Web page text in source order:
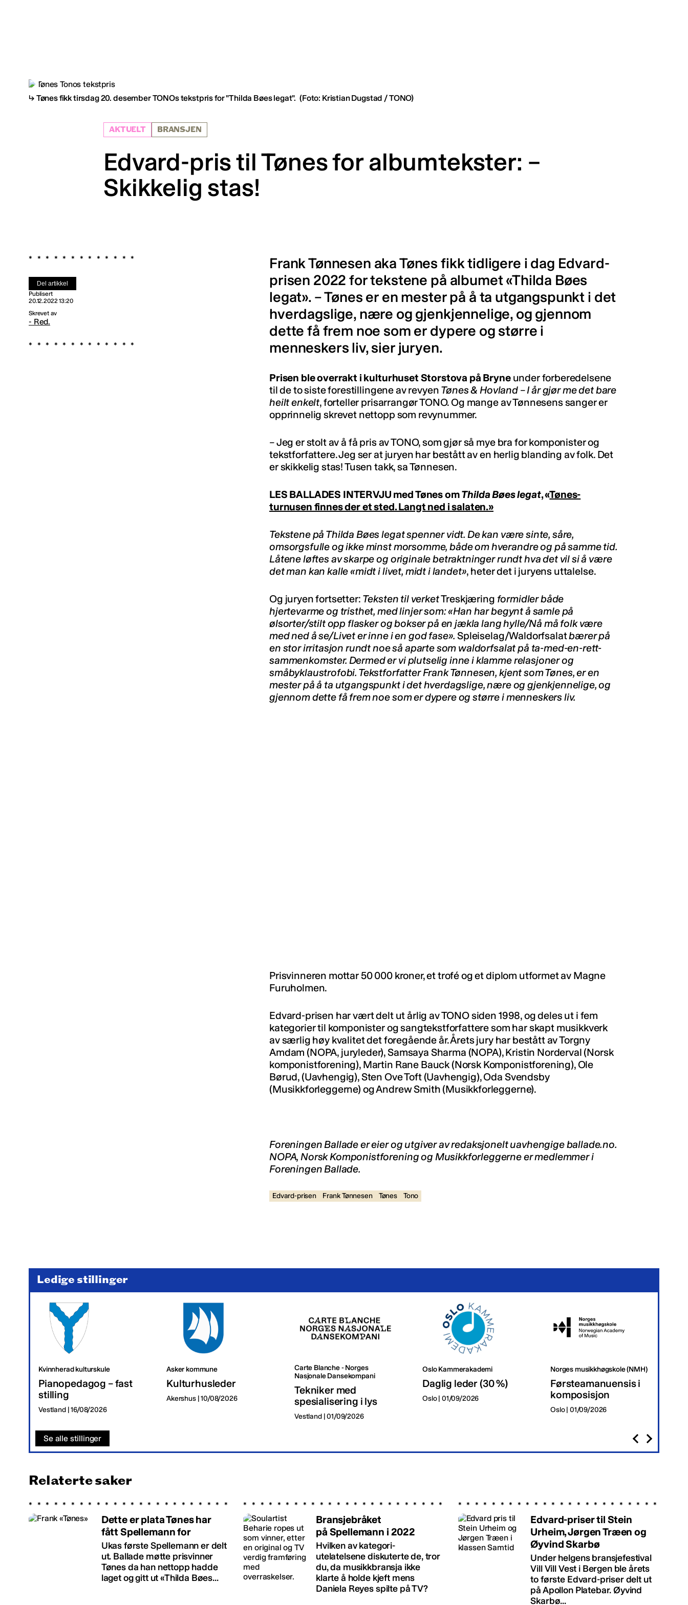
Tønes fikk tirsdag 20. desember TONOs tekstpris for "Thilda Bøes legat". (Foto: Kristian Dugstad / TONO)
AKTUELT BRANSJEN
Edvard-pris til Tønes for albumtekster: –
Skikkelig stas!
Del artikkel
Publisert
20.12.2022 13:20
Skrevet av
- Red.
Frank Tønnesen aka Tønes fikk tidligere i dag Edvard-
prisen 2022 for tekstene på albumet «Thilda Bøes
legat». – Tønes er en mester på å ta utgangspunkt i det
hverdagslige, nære og gjenkjennelige, og gjennom
dette få frem noe som er dypere og større i
menneskers liv, sier juryen.
Prisen ble overrakt i kulturhuset Storstova på Bryneunder forberedelsene
til de to siste forestillingene av revyen Tønes & Hovland – I år gjør me det bare
heilt enkelt, forteller prisarrangør TONO. Og mange av Tønnesens sanger er
opprinnelig skrevet nettopp som revynummer.
–Jeg er stolt av å få pris av TONO, som gjør så mye bra for komponister og
tekstforfattere. Jeg ser at juryen har bestått av en herlig blanding av folk. Det
er skikkelig stas! Tusen takk, sa Tønnesen.
LES BALLADES INTERVJU med Tønes omThilda Bøes legat, «Tønes-
turnusen finnes der et sted. Langt ned i salaten.»
Tekstene på Thilda Bøes legat spenner vidt. De kan være sinte, såre,
omsorgsfulle og ikke minst morsomme, både om hverandre og på samme tid.
Låtene løftes av skarpe og originale betraktninger rundt hva det vil si å være
det man kan kalle «midt i livet, midt i landet», heter det i juryens uttalelse.
Og juryen fortsetter: Teksten til verketTreskjæring formidler både
hjertevarme og tristhet, med linjer som: «Han har begynt å samle på
ølsorter/stilt opp flasker og bokser på en jækla lang hylle/Nå må folk være
med ned å se/Livet er inne i en god fase».Spleiselag/Waldorfsalatbærer på
en stor irritasjon rundt noe så aparte som waldorfsalat på ta-med-en-rett-
sammenkomster. Dermed er vi plutselig inne i klamme relasjoner og
småbyklaustrofobi. Tekstforfatter Frank Tønnesen, kjent som Tønes, er en
mester på å ta utgangspunkt i det hverdagslige, nære og gjenkjennelige, og
gjennom dette få frem noe som er dypere og større i menneskers liv.
Prisvinneren mottar 50 000 kroner, et trofé og et diplom utformet av Magne
Furuholmen.
Edvard-prisen har vært delt ut årlig av TONO siden 1998, og deles ut i fem
kategorier til komponister og sangtekstforfattere som har skapt musikkverk
av særlig høy kvalitet det foregående år. Årets jury har bestått av Torgny
Amdam (NOPA, juryleder), Samsaya Sharma (NOPA), Kristin Norderval (Norsk
komponistforening), Martin Rane Bauck (Norsk Komponistforening), Ole
Børud, (Uavhengig), Sten Ove Toft (Uavhengig), Oda Svendsby
(Musikkforleggerne) og Andrew Smith (Musikkforleggerne).
Foreningen Ballade er eier og utgiver av redaksjonelt uavhengige ballade.no.
NOPA, Norsk Komponistforening og Musikkforleggerne er medlemmer i
Foreningen Ballade.
Edvard-prisen Frank Tønnesen Tønes Tono
Ledige stillinger
Kvinnherad kulturskule
Pianopedagog – fast
stilling
Vestland | 16/08/2026
Asker kommune
Kulturhusleder
Akershus | 10/08/2026
Carte Blanche - Norges
Nasjonale Dansekompani
Tekniker med
spesialisering i lys
Vestland | 01/09/2026
Oslo Kammerakademi
Daglig leder (30 %)
Oslo | 01/09/2026
Norges musikkhøgskole (NMH)
Førsteamanuensis i
komposisjon
Oslo | 01/09/2026
Se alle stillinger
Relaterte saker
Dette er plata Tønes har
fått Spellemann for
Ukas første Spellemann er delt
ut. Ballade møtte prisvinner
Tønes da han nettopp hadde
laget og gitt ut «Thilda Bøes...
Bransjebråket
på Spellemann i 2022
Hvilken av kategori-
utelatelsene diskuterte de, tror
du, da musikkbransja ikke
klarte å holde kjeft mens
Daniela Reyes spilte på TV?
Edvard-priser til Stein
Urheim, Jørgen Træen og
Øyvind Skarbø
Under helgens bransjefestival
Vill Vill Vest i Bergen ble årets
to første Edvard-priser delt ut
på Apollon Platebar. Øyvind
Skarbø...